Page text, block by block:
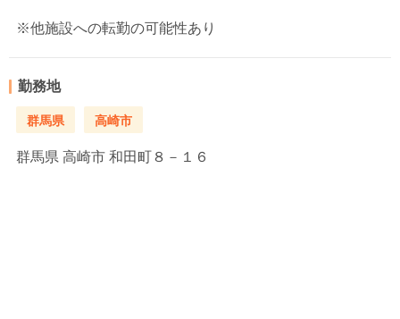
※他施設への転勤の可能性あり
勤務地
群馬県 高崎市
群馬県 高崎市 和田町８－１６